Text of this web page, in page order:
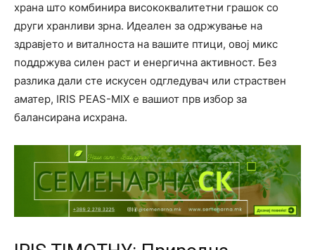
храна што комбинира висококвалитетни грашок со
други хранливи зрна. Идеален за одржување на
здравјето и виталноста на вашите птици, овој микс
поддржува силен раст и енергична активност. Без
разлика дали сте искусен одгледувач или страствен
аматер, IRIS PEAS-MIX е вашиот прв избор за
балансирана исхрана.